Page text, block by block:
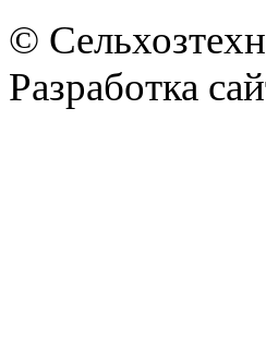
©
Разработка